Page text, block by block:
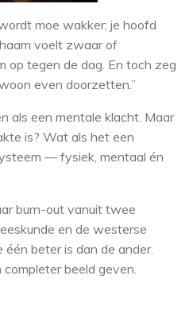
moe wakker; je hoofd
voelt zwaar of
op tegen de dag. En toch zeg
even doorzetten.”
als een mentale klacht. Maar
is? Wat als het een
— fysiek, mentaal én
burn-out vanuit twee
en de westerse
beter is dan de ander.
beeld geven.